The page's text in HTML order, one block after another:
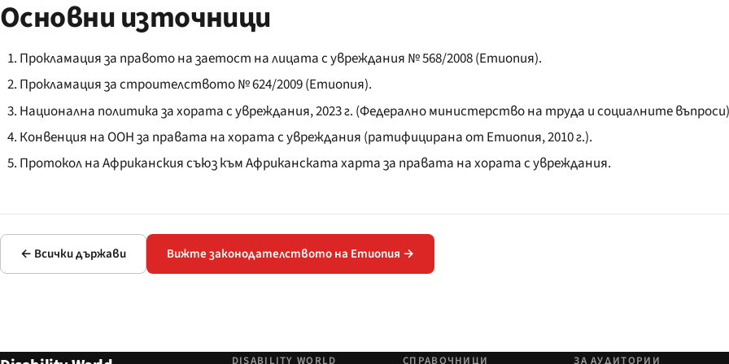
Основни източници
Прокламация за правото на заетост на лицата с увреждания № 568/2008 (Етиопия).
Прокламация за строителството № 624/2009 (Етиопия).
Национална политика за хората с увреждания, 2023 г. (Федерално министерство на труда и социалните
Конвенция на ООН за правата на хората с увреждания (ратифицирана от Етиопия, 2010 г.).
Протокол на Африканския съюз към Африканската харта за правата на хората с увреждания.
← Всички държави Вижте законодателството на Етиопия →
DISABILITY WORLD СПРАВОЧНИЦИ ЗА АУДИТОРИИ